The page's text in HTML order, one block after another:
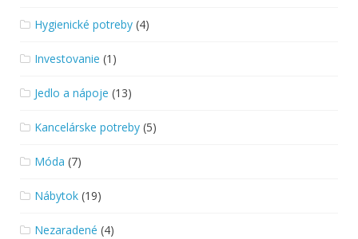
Hygienické potreby (4)
Investovanie (1)
Jedlo a nápoje (13)
Kancelárske potreby (5)
Móda (7)
Nábytok (19)
Nezaradené (4)